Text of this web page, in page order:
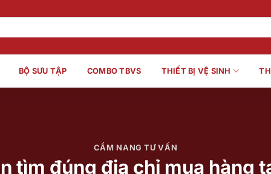
BỘ SƯU TẬP COMBO TBVS THIẾT BỊ VỆ SINH
CẨM NANG TƯ VẤN
tìm đúng địa chỉ mua hàng